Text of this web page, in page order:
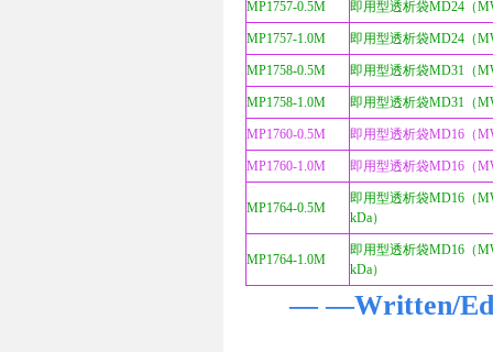
MP1757-0.5M 即用型透析袋MD24（
MP1757-1.0M 即用型透析袋MD24（
MP1758-0.5M 即用型透析袋MD31（
MP1758-1.0M 即用型透析袋MD31（
MP1760-0.5M 即用型透析袋MD16（
MP1760-1.0M 即用型透析袋MD16（
MP1764-0.5M
即用型透析袋MD16（
kDa）
MP1764-1.0M
即用型透析袋MD16（
kDa）
— —Written/